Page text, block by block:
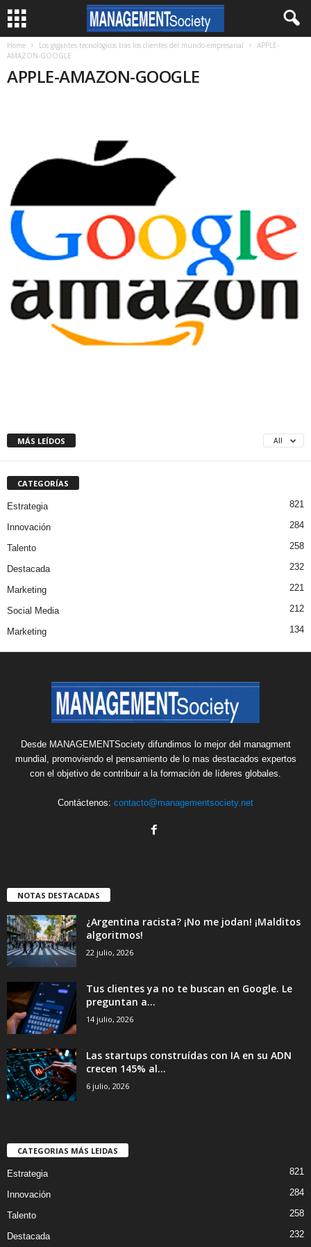
Home Los gigantes tecnológicos tras los clientes del mundo empresarial
APPLE-
AMAZON-GOOGLE
APPLE-AMAZON-GOOGLE
MÁS LEÍDOS All
CATEGORÍAS
Estrategia 821
Innovación 284
Talento 258
Destacada 232
Marketing 221
Social Media 212
Marketing 134
Desde MANAGEMENTSociety difundimos lo mejor del managment
mundial, promoviendo el pensamiento de lo mas destacados expertos
con el objetivo de contribuir a la formación de líderes globales.
Contáctenos: contacto@managementsociety.net
NOTAS DESTACADAS
¿Argentina racista? ¡No me jodan! ¡Malditos
algoritmos!
22 julio, 2026
Tus clientes ya no te buscan en Google. Le
preguntan a...
14 julio, 2026
Las startups construídas con IA en su ADN
crecen 145% al...
6 julio, 2026
CATEGORIAS MÁS LEIDAS
Estrategia 821
Innovación 284
Talento 258
Destacada 232